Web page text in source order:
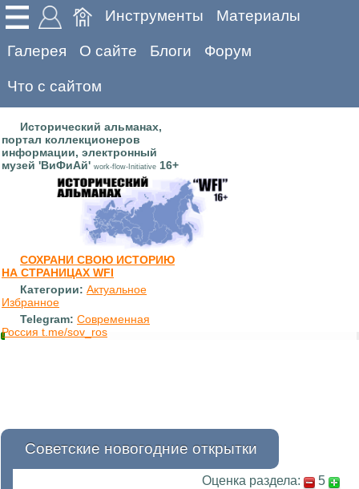
Инструменты Материалы
Галерея О сайте Блоги Форум
Что с сайтом
Исторический альманах,
портал коллекционеров
информации, электронный
музей 'ВиФиАй' work-flow-Initiative 16+
СОХРАНИ СВОЮ ИСТОРИЮ
НА СТРАНИЦАХ WFI
Категории: Актуальное
Избранное
Telegram: Современная
Россия t.me/sov_ros
Советские новогодние открытки
Оценка раздела: 5